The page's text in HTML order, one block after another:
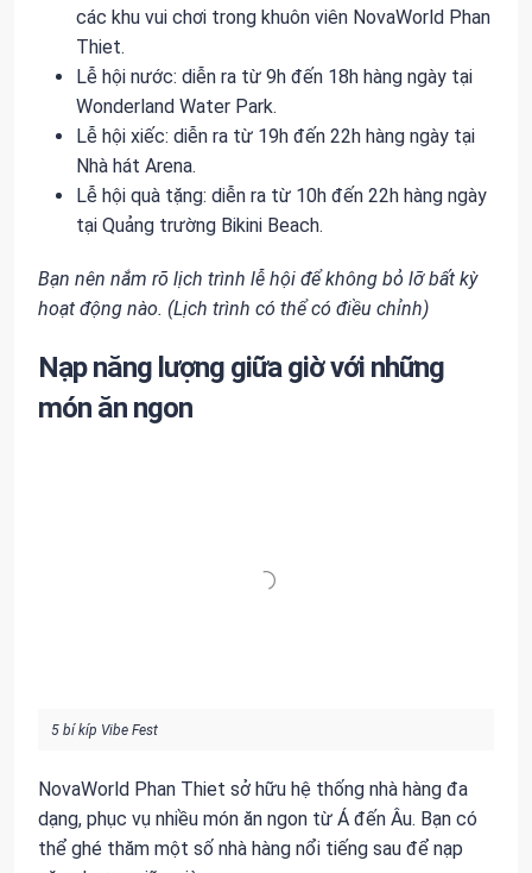
các khu vui chơi trong khuôn viên NovaWorld Phan
Thiet.
Lễ hội nước: diễn ra từ 9h đến 18h hàng ngày tại
Wonderland Water Park.
Lễ hội xiếc: diễn ra từ 19h đến 22h hàng ngày tại
Nhà hát Arena.
Lễ hội quà tặng: diễn ra từ 10h đến 22h hàng ngày
tại Quảng trường Bikini Beach.
Bạn nên nắm rõ lịch trình lễ hội để không bỏ lỡ bất kỳ
hoạt động nào. (Lịch trình có thể có điều chỉnh)
Nạp năng lượng giữa giờ với những
món ăn ngon
5 bí kíp Vibe Fest
NovaWorld Phan Thiet sở hữu hệ thống nhà hàng đa
dạng, phục vụ nhiều món ăn ngon từ Á đến Âu. Bạn có
thể ghé thăm một số nhà hàng nổi tiếng sau để nạp